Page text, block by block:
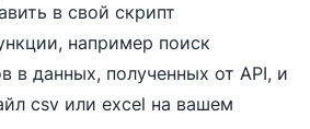
в свой скрипт
например поиск
в данных, полученных от API, и
csv или excel на вашем